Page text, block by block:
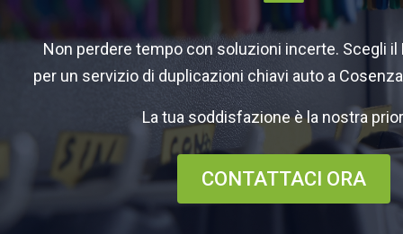
Non perdere tempo con soluzioni incerte. Scegli il
per un servizio di duplicazioni chiavi auto a
La tua soddisfazione è la nostra
CONTATTACI ORA